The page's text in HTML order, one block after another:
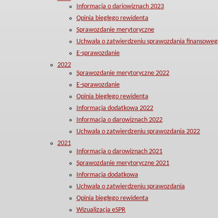
Informacja o dariowiznach 2023
Opinia biegłego rewidenta
Sprawozdanie merytoryczne
Uchwała o zatwierdzeniu sprawozdania
E-sprawozdanie
2022
Sprawozdanie merytoryczne 2022
E-sprawozdanie
Opinia biegłego rewidenta
Informacja dodatkowa 2022
Informacja o darowiznach 2022
Uchwała o zatwierdzeniu sprawozdania 2022
2021
Informacja o darowiznach 2021
Sprawozdanie merytoryczne 2021
Informacja dodatkowa
Uchwała o zatwierdzeniu sprawozdania
Opinia biegłego rewidenta
Wizualizacja eSPR